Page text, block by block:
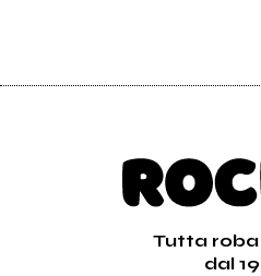
Tutta
dal